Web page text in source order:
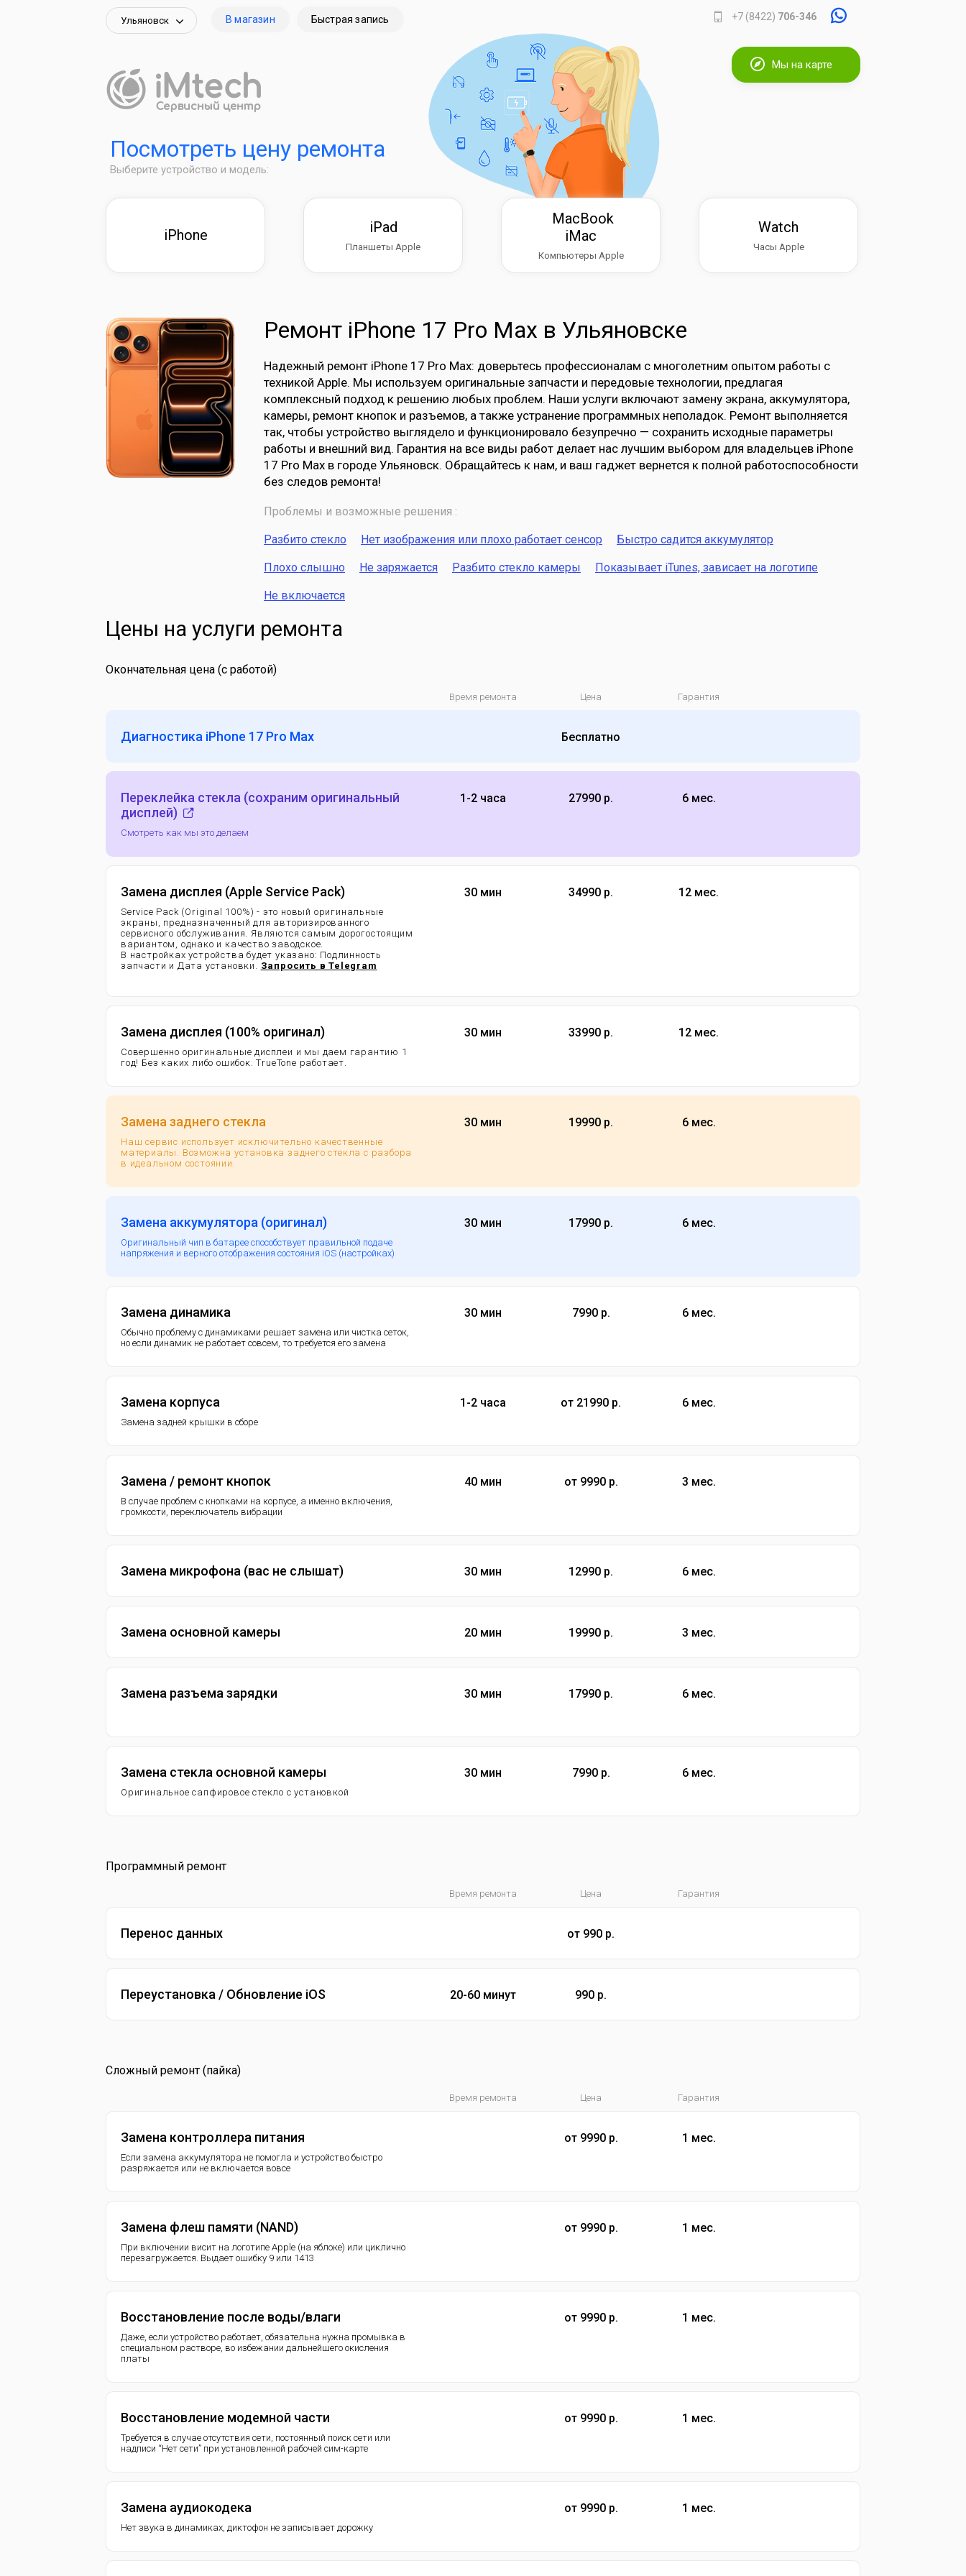
Ульяновск В магазин Быстрая запись +7 (8422) 706-346
Мы на карте
Посмотреть цену ремонта
Выберите устройство и модель:
iPhone iPad
Планшеты Apple
MacBook
iMac
Компьютеры Apple
Watch
Часы Apple
Ремонт iPhone 17 Pro Max в Ульяновске
Надежный ремонт iPhone 17 Pro Max: доверьтесь профессионалам с многолетним опытом работы с
техникой Apple. Мы используем оригинальные запчасти и передовые технологии, предлагая
комплексный подход к решению любых проблем. Наши услуги включают замену экрана, аккумулятора,
камеры, ремонт кнопок и разъемов, а также устранение программных неполадок. Ремонт выполняется
так, чтобы устройство выглядело и функционировало безупречно — сохранить исходные параметры
работы и внешний вид. Гарантия на все виды работ делает нас лучшим выбором для владельцев iPhone
17 Pro Max в городе Ульяновск. Обращайтесь к нам, и ваш гаджет вернется к полной работоспособности
без следов ремонта!
Проблемы и возможные решения :
Разбито стекло Нет изображения или плохо работает сенсор Быстро садится аккумулятор
Плохо слышно Не заряжается Разбито стекло камеры Показывает iTunes, зависает на логотипе
Не включается
Цены на услуги ремонта
Окончательная цена (с работой)
Время ремонта Цена Гарантия
Диагностика iPhone 17 Pro Max Бесплатно
Переклейка стекла (сохраним оригинальный
дисплей)
Смотреть как мы это делаем
1-2 часа 27990 р. 6 мес.
Замена дисплея (Apple Service Pack)
Service Pack (Original 100%) - это новый оригинальные
экраны, предназначенный для авторизированного
сервисного обслуживания. Являются самым дорогостоящим
вариантом, однако и качество заводское.
В настройках устройства будет указано: Подлинность
запчасти и Дата установки. Запросить в Telegram
30 мин 34990 р. 12 мес.
Замена дисплея (100% оригинал)
Совершенно оригинальные дисплеи и мы даем гарантию 1
год! Без каких либо ошибок. TrueTone работает.
30 мин 33990 р. 12 мес.
Замена заднего стекла
Наш сервис использует исключительно качественные
материалы. Возможна установка заднего стекла с разбора
в идеальном состоянии.
30 мин 19990 р. 6 мес.
Замена аккумулятора (оригинал)
Оригинальный чип в батарее способствует правильной подаче
напряжения и верного отображения состояния iOS (настройках)
30 мин 17990 р. 6 мес.
Замена динамика
Обычно проблему с динамиками решает замена или чистка сеток,
но если динамик не работает совсем, то требуется его замена
30 мин 7990 р. 6 мес.
Замена корпуса
Замена задней крышки в сборе
1-2 часа от 21990 р. 6 мес.
Замена / ремонт кнопок
В случае проблем с кнопками на корпусе, а именно включения,
громкости, переключатель вибрации
40 мин от 9990 р. 3 мес.
Замена микрофона (вас не слышат) 30 мин 12990 р. 6 мес.
Замена основной камеры 20 мин 19990 р. 3 мес.
Замена разъема зарядки 30 мин 17990 р. 6 мес.
Замена стекла основной камеры
Оригинальное сапфировое стекло с установкой
30 мин 7990 р. 6 мес.
Программный ремонт
Время ремонта Цена Гарантия
Перенос данных от 990 р.
Переустановка / Обновление iOS 20-60 минут 990 р.
Сложный ремонт (пайка)
Время ремонта Цена Гарантия
Замена контроллера питания
Если замена аккумулятора не помогла и устройство быстро
разряжается или не включается вовсе
от 9990 р. 1 мес.
Замена флеш памяти (NAND)
При включении висит на логотипе Apple (на яблоке) или циклично
перезагружается. Выдает ошибку 9 или 1413
от 9990 р. 1 мес.
Восстановление после воды/влаги
Даже, если устройство работает, обязательна нужна промывка в
специальном растворе, во избежании дальнейшего окисления
платы
от 9990 р. 1 мес.
Восстановление модемной части
Требуется в случае отсутствия сети, постоянный поиск сети или
надписи “Нет сети” при установленной рабочей сим-карте
от 9990 р. 1 мес.
Замена аудиокодека
Нет звука в динамиках, диктофон не записывает дорожку
от 9990 р. 1 мес.